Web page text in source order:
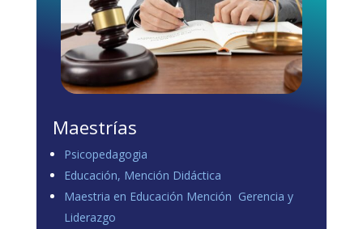
Maestrías
Psicopedagogia
Educación, Mención Didáctica
Maestria en Educación Mención Gerencia y
Liderazgo